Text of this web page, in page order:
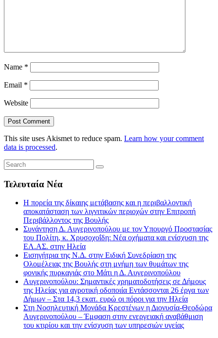
Name *
Email *
Website
This site uses Akismet to reduce spam. Learn how your comment
data is processed.
Τελευταία Νέα
Η πορεία της δίκαιης μετάβασης και η περιβαλλοντική
αποκατάσταση των λιγνιτικών περιοχών στην Επιτροπή
Περιβάλλοντος της Βουλής
Συνάντηση Δ. Αυγερινοπούλου με τον Υπουργό Προστασίας
του Πολίτη, κ. Χρυσοχοΐδη: Νέα οχήματα και ενίσχυση της
ΕΛ.ΑΣ. στην Ηλεία
Εισηγήτρια της Ν.Δ. στην Ειδική Συνεδρίαση της
Ολομέλειας της Βουλής στη μνήμη των θυμάτων της
φονικής πυρκαγιάς στο Μάτι η Δ. Αυγερινοπούλου
Αυγερινοπούλου: Σημαντικές χρηματοδοτήσεις σε Δήμους
της Ηλείας για αγροτική οδοποιία Εντάσσονται 26 έργα των
Δήμων – Στα 14,3 εκατ. ευρώ οι πόροι για την Ηλεία
Στη Νοσηλευτική Μονάδα Κρεστένων η Διονυσία-Θεοδώρα
Αυγερινοπούλου – Έμφαση στην ενεργειακή αναβάθμιση
του κτιρίου και την ενίσχυση των υπηρεσιών υγείας